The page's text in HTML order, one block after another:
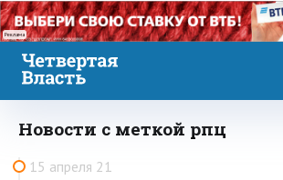
Реклама
Новости с меткой рпц
15 апреля 21